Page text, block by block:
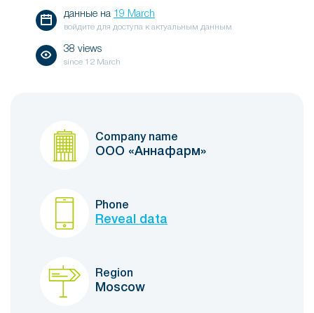
данные на 19 March
войдите для доступа к актуальным данным
38 views
since 12 March
Company name
ООО «Аннафарм»
Phone
Reveal data
Region
Moscow